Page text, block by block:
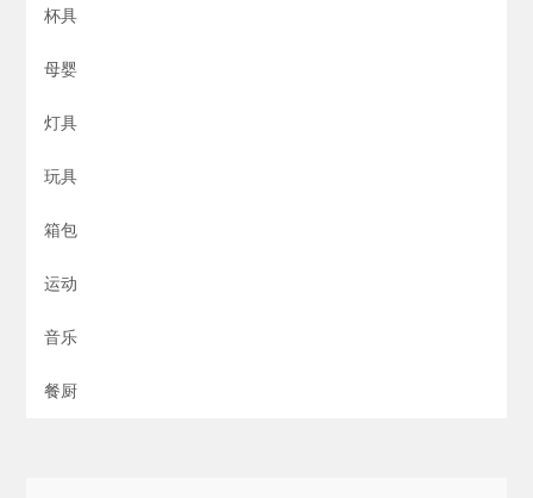
杯具
母婴
灯具
玩具
箱包
运动
音乐
餐厨